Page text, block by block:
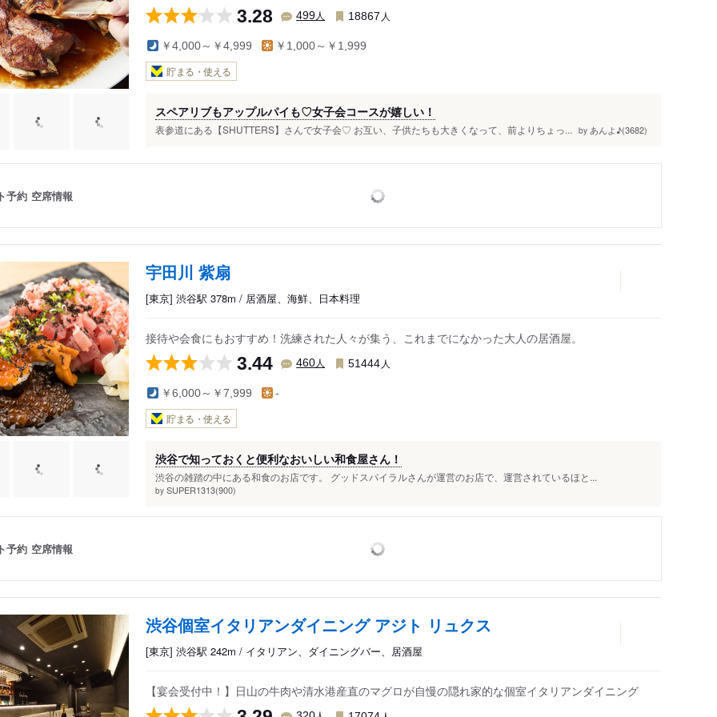
3.28 499人 18867 人
￥4,000～￥4,999 ￥1,000～￥1,999
貯まる・使える
スペアリブもアップルパイも♡女子会コースが嬉しい！
表参道にある【SHUTTERS】さんで女子会♡ お互い、子供たちも大きくなって、前よりちょっ... by あんよ♪(3682)
予約 空席情報
宇田川 紫扇
[東京] 渋谷駅 378m / 居酒屋、海鮮、日本料理
接待や会食にもおすすめ！洗練された人々が集う、これまでになかった大人の居酒屋。
3.44 460人 51444 人
￥6,000～￥7,999 -
貯まる・使える
渋谷で知っておくと便利なおいしい和食屋さん！
渋谷の雑踏の中にある和食のお店です。 グッドスパイラルさんが運営のお店で、運営されているほと...
by SUPER1313(900)
予約 空席情報
渋谷個室イタリアンダイニング アジト リュクス
[東京] 渋谷駅 242m / イタリアン、ダイニングバー、居酒屋
【宴会受付中！】日山の牛肉や清水港産直のマグロが自慢の隠れ家的な個室イタリアンダイニング